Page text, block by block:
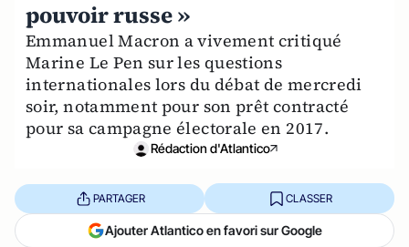
pouvoir russe »
Emmanuel Macron a vivement critiqué
Marine Le Pen sur les questions
internationales lors du débat de mercredi
soir, notamment pour son prêt contracté
pour sa campagne électorale en 2017.
Rédaction d'Atlantico
PARTAGER CLASSER
Ajouter Atlantico en favori sur Google